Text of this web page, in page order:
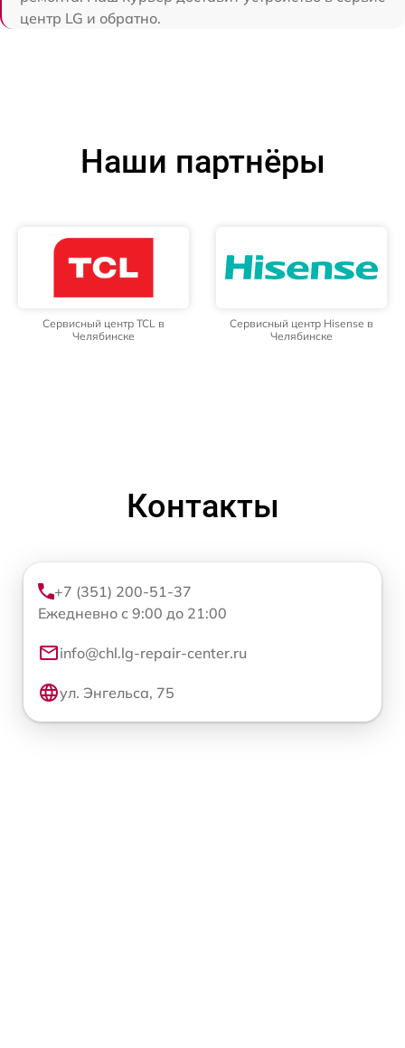
центр LG и обратно.
Наши партнёры
Сервисный центр TCL в
Челябинске
Сервисный центр Hisense в
Челябинске
Контакты
+7 (351) 200-51-37
Ежедневно с 9:00 до 21:00
info@chl.lg-repair-center.ru
ул. Энгельса, 75